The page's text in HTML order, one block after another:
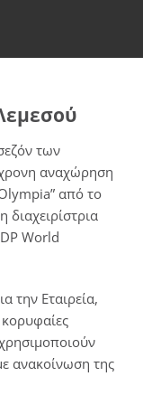
των
αναχώρηση
από το
διαχειρίστρια
World
την Εταιρεία,
ανακοίνωση της